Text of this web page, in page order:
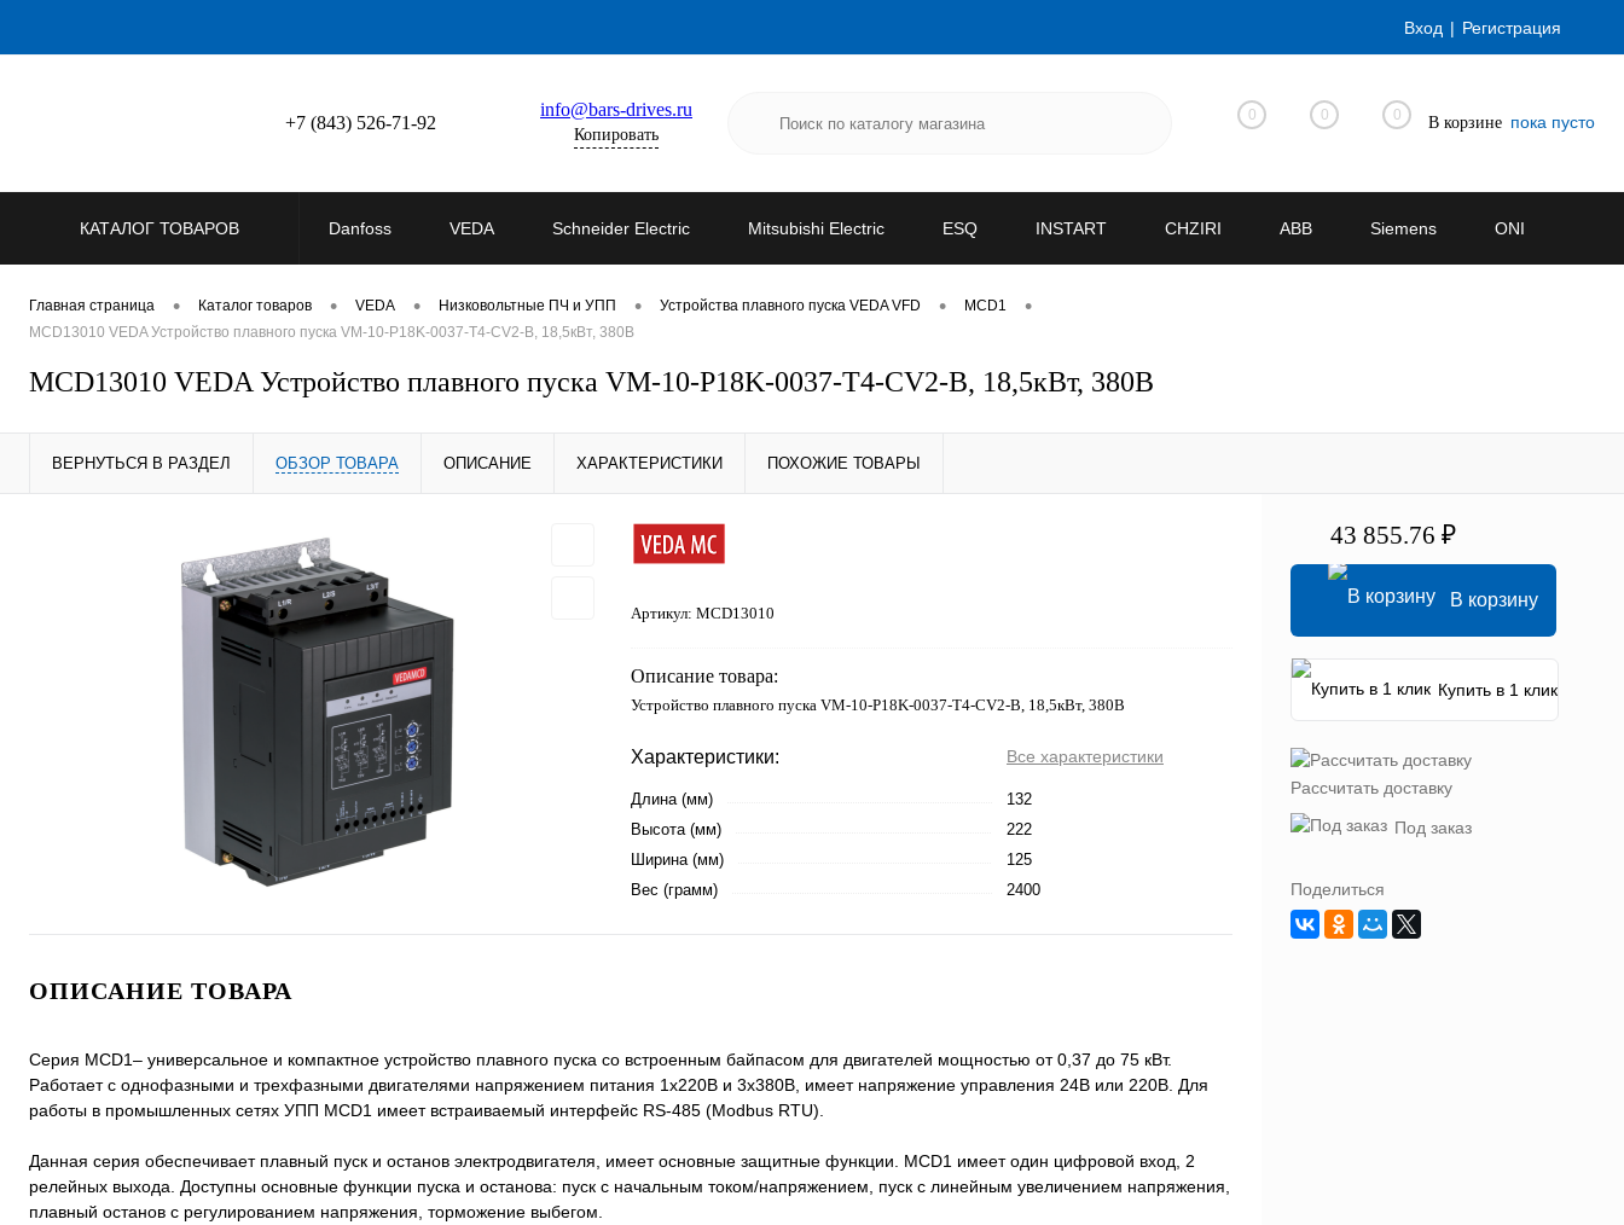
Вход Регистрация
+7 (843) 526-71-92
info@bars-drives.ru
Копировать
0 0 0 В корзине пока пусто
КАТАЛОГ ТОВАРОВ Danfoss VEDA Schneider Electric Mitsubishi Electric ESQ INSTART CHZIRI ABB Siemens ONI
Главная страница • Каталог товаров • VEDA • Низковольтные ПЧ и УПП • Устройства плавного пуска VEDA VFD • MCD1 •
MCD13010 VEDA Устройство плавного пуска VM-10-P18K-0037-T4-CV2-B, 18,5кВт, 380В
MCD13010 VEDA Устройство плавного пуска VM-10-P18K-0037-T4-CV2-B, 18,5кВт, 380В
ВЕРНУТЬСЯ В РАЗДЕЛ ОБЗОР ТОВАРА ОПИСАНИЕ ХАРАКТЕРИСТИКИ ПОХОЖИЕ ТОВАРЫ
Артикул: MCD13010
Описание товара:
Устройство плавного пуска VM-10-P18K-0037-T4-CV2-B, 18,5кВт, 380В
Характеристики: Все характеристики
Длина (мм)
132
Высота (мм)
222
Ширина (мм)
125
Вес (грамм)
2400
ОПИСАНИЕ ТОВАРА
Серия MCD1– универсальное и компактное устройство плавного пуска со встроенным байпасом для двигателей мощностью от 0,37 до 75 кВт.
Работает с однофазными и трехфазными двигателями напряжением питания 1х220В и 3х380В, имеет напряжение управления 24В или 220В. Для
работы в промышленных сетях УПП MCD1 имеет встраиваемый интерфейс RS-485 (Modbus RTU).
Данная серия обеспечивает плавный пуск и останов электродвигателя, имеет основные защитные функции. MCD1 имеет один цифровой вход, 2
релейных выхода. Доступны основные функции пуска и останова: пуск с начальным током/напряжением, пуск с линейным увеличением напряжения,
плавный останов с регулированием напряжения, торможение выбегом.
43 855.76 ₽
В корзину
Купить в 1 клик
Рассчитать доставку
Под заказ
Поделиться